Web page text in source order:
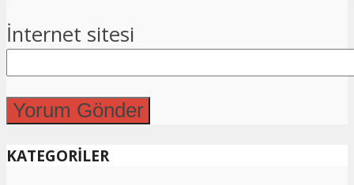
İnternet sitesi
KATEGORİLER